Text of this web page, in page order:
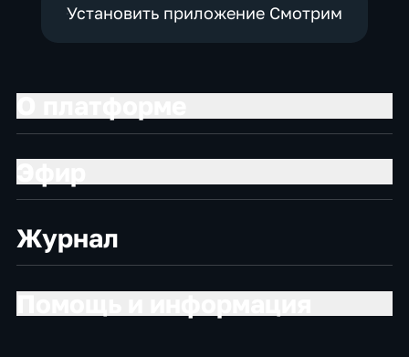
Установить приложение Смотрим
Журнал